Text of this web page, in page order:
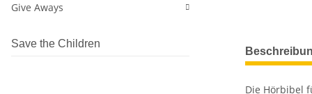
Die Hörbibel
Give Aways
Save the Children